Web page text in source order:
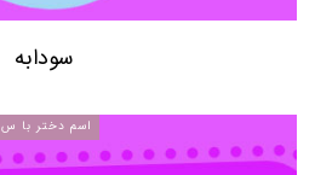
سودابه
اسم دختر با س